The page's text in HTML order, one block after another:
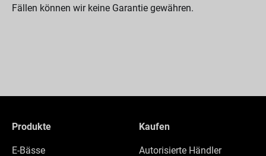
Fällen können wir keine Garantie gewähren.
Produkte
E-Bässe
Kaufen
Autorisierte Händler